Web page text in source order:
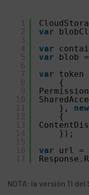
1
2
3
4
5
6
7
8
9
10
11
12
13
14
15
16
17
var
var
var
blob
var
token
{
}, new
{
});
var
url =
NOTA: la versión 11 del